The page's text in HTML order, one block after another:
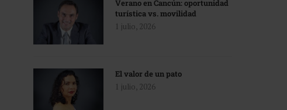
Verano en Cancún: oportunidad
turística vs. movilidad
1 julio, 2026
El valor de un pato
1 julio, 2026